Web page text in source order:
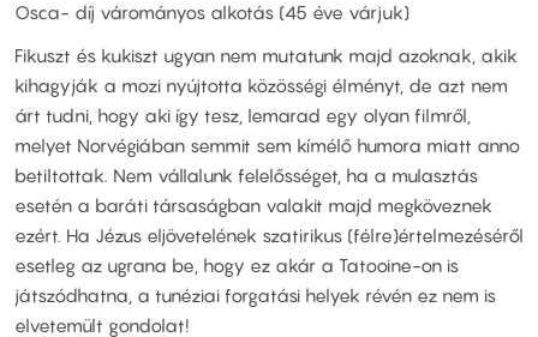
Osca- díj várományos alkotás (45 éve várjuk)
Fikuszt és kukiszt ugyan nem mutatunk majd azoknak, akik
kihagyják a mozi nyújtotta közösségi élményt, de azt nem
árt tudni, hogy aki így tesz, lemarad egy olyan filmről,
melyet Norvégiában semmit sem kímélő humora miatt anno
betiltottak. Nem vállalunk felelősséget, ha a mulasztás
esetén a baráti társaságban valakit majd megköveznek
ezért. Ha Jézus eljövetelének szatirikus (félre)értelmezéséről
esetleg az ugrana be, hogy ez akár a Tatooine-on is
játszódhatna, a tunéziai forgatási helyek révén ez nem is
elvetemült gondolat!